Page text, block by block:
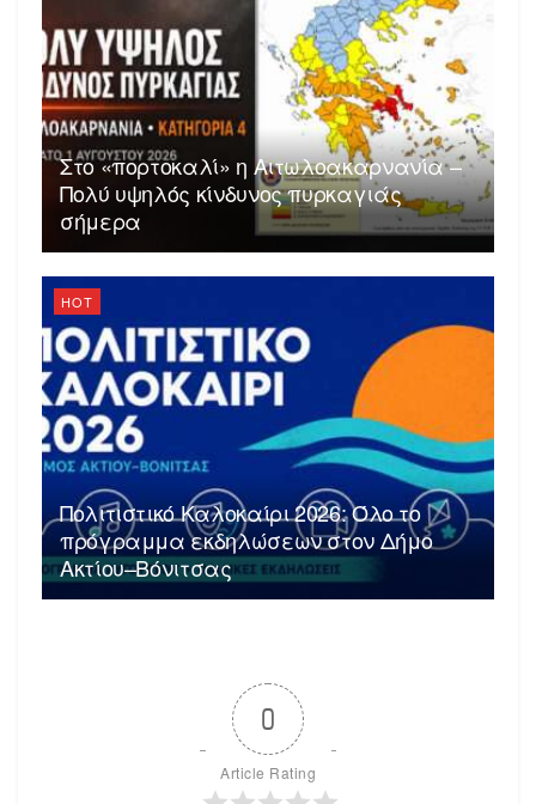
Στο «πορτοκαλί» η Αιτωλοακαρνανία –
Πολύ υψηλός κίνδυνος πυρκαγιάς
σήμερα
HOT
Πολιτιστικό Καλοκαίρι 2026: Όλο το
πρόγραμμα εκδηλώσεων στον Δήμο
Ακτίου–Βόνιτσας
0
Article Rating